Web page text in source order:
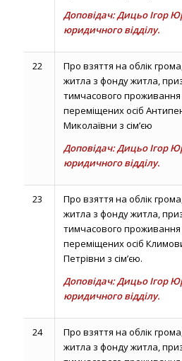
Доповідач: Дицьо Ігор
юридичного відділу.
22
Про взяття на облік
житла з фонду житла,
тимчасового
переміщених осіб
Миколаївни з сім’єю
Доповідач: Дицьо Ігор
юридичного відділу.
23
Про взяття на облік
житла з фонду житла,
тимчасового
переміщених осіб
Петрівни з сім’єю.
Доповідач: Дицьо Ігор
юридичного відділу.
24
Про взяття на облік
житла з фонду житла,